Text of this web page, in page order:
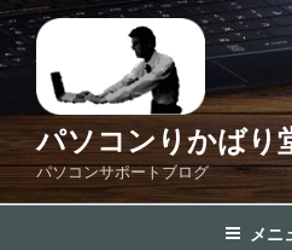
コ
ン
テ
ス
パソコンりかばり
パソコンサポートブログ
メニ